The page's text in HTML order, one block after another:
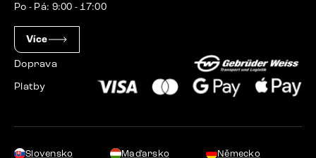
Po - Pá: 9:00 - 17:00
Více
Doprava
Platby
Slovensko Maďarsko Německo